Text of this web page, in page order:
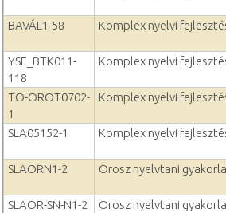
BAVÁL1-58
Komplex nyelvi
YSE_BTK011-
118
Komplex nyelvi
TO-OROT0702-
1
Komplex nyelvi
SLA05152-1
Komplex nyelvi
SLAORN1-2
Orosz nyelvtani
SLAOR-SN-N1-2
Orosz nyelvtani